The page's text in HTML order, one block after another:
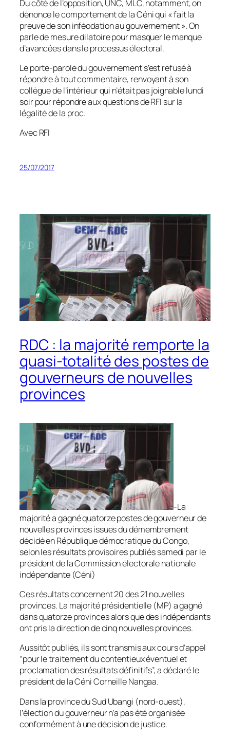
Du côté de l’opposition, UNC, MLC, notamment, on
dénonce le comportement de la Céni qui «fait la
preuve de son inféodation au gouvernement». On
parle de mesure dilatoire pour masquer le manque
d’avancées dans le processus électoral.
Le porte-parole du gouvernement s’est refusé à
répondre à tout commentaire, renvoyant à son
collègue de l’intérieur qui n’était pas joignable lundi
soir pour répondre aux questions de RFI sur la
légalité de la proc.
Avec RFI
25/07/2017
RDC : la majorité remporte la
quasi-totalité des postes de
gouverneurs de nouvelles
provinces
-La
majorité a gagné quatorze postes de gouverneur de
nouvelles provinces issues du démembrement
décidé en République démocratique du Congo,
selon les résultats provisoires publiés samedi par le
président de la Commission électorale nationale
indépendante (Céni)
Ces résultats concernent 20 des 21 nouvelles
provinces. La majorité présidentielle (MP) a gagné
dans quatorze provinces alors que des indépendants
ont pris la direction de cinq nouvelles provinces.
Aussitôt publiés, ils sont transmis aux cours d’appel
“pour le traitement du contentieux éventuel et
proclamation des résultats définitifs”, a déclaré le
président de la Céni Corneille Nangaa.
Dans la province du Sud Ubangi (nord-ouest),
l’élection du gouverneur n’a pas été organisée
conformément à une décision de justice.